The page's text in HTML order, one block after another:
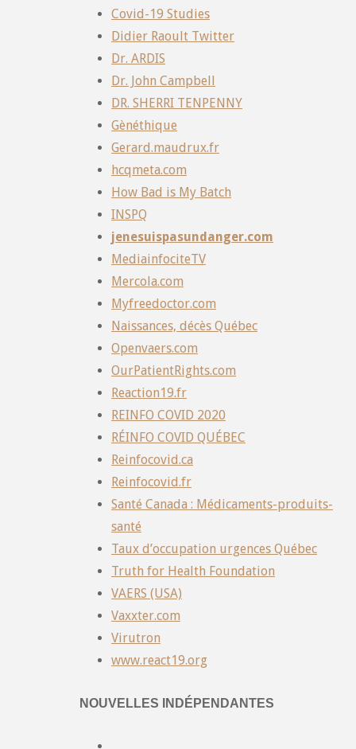
Covid-19 Studies
Didier Raoult Twitter
Dr. ARDIS
Dr. John Campbell
DR. SHERRI TENPENNY
Gènéthique
Gerard.maudrux.fr
hcqmeta.com
How Bad is My Batch
INSPQ
jenesuispasundanger.com
MediainfociteTV
Mercola.com
Myfreedoctor.com
Naissances, décès Québec
Openvaers.com
OurPatientRights.com
Reaction19.fr
REINFO COVID 2020
RÉINFO COVID QUÉBEC
Reinfocovid.ca
Reinfocovid.fr
Santé Canada : Médicaments-produits-
santé
Taux d’occupation urgences Québec
Truth for Health Foundation
VAERS (USA)
Vaxxter.com
Virutron
www.react19.org
NOUVELLES INDÉPENDANTES